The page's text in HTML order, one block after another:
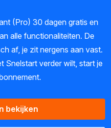
(Pro) 30 dagen gratis en
alle functionaliteiten. De
af, je zit nergens aan vast.
Snelstart verder wilt, start je
bekijken